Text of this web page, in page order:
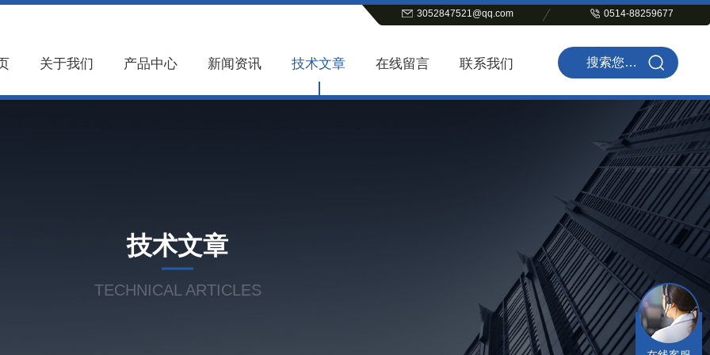
3052847521@qq.com 0514-88259677
关于我们 产品中心 新闻资讯 技术文章 在线留言 联系我们
技术文章
TECHNICAL ARTICLES